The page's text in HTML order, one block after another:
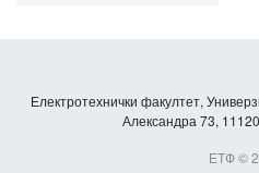
Електротехнички факултет,
Александра 73,
ЕТФ ©